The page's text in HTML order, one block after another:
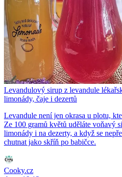
Levandulový sirup z levandule
limonády, čaje i dezertů
Levandule není jen okrasa u plotu,
Ze 100 gramů květů uděláte voňavý
limonády i na dezerty, a když se
chutnat jako skříň po babičce.
Cooky.cz